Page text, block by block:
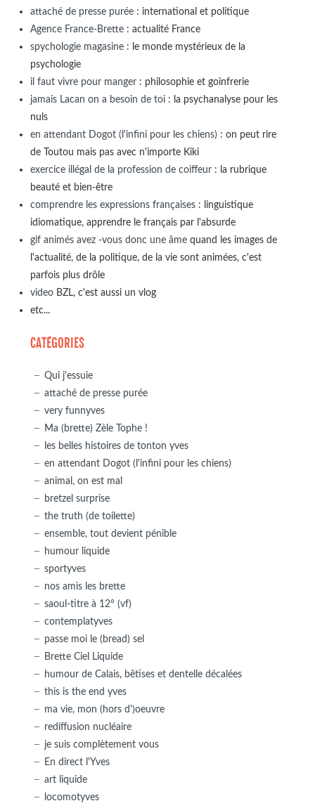
attaché de presse purée: international et politique
Agence France-Brette: actualité France
spychologie magasine: le monde mystérieux de la
psychologie
il faut vivre pour manger: philosophie et goinfrerie
jamais Lacan on a besoin de toi: la psychanalyse pour les
nuls
en attendant Dogot (l'infini pour les chiens): on peut rire
de Toutou mais pas avec n'importe Kiki
exercice illégal de la profession de coiffeur: la rubrique
beauté et bien-être
comprendre les expressions françaises: linguistique
idiomatique, apprendre le français par l'absurde
gif animés avez -vous donc une âmequand les images de
l'actualité, de la politique, de la vie sont animées, c'est
parfois plus drôle
videoBZL, c'est aussi un vlog
etc...
CATÉGORIES
Qui j'essuie
attaché de presse purée
very funnyves
Ma (brette) Zèle Tophe !
les belles histoires de tonton yves
en attendant Dogot (l'infini pour les chiens)
animal, on est mal
bretzel surprise
the truth (de toilette)
ensemble, tout devient pénible
humour liquide
sportyves
nos amis les brette
saoul-titre à 12° (vf)
contemplatyves
passe moi le (bread) sel
Brette Ciel Liquide
humour de Calais, bêtises et dentelle décalées
this is the end yves
ma vie, mon (hors d')oeuvre
rediffusion nucléaire
je suis complètement vous
En direct l'Yves
art liquide
locomotyves